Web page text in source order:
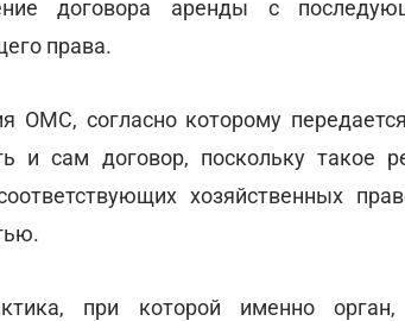
договора аренды с
права.
ОМС, согласно которому
и сам договор, поскольку такое
хозяйственных
при которой именно